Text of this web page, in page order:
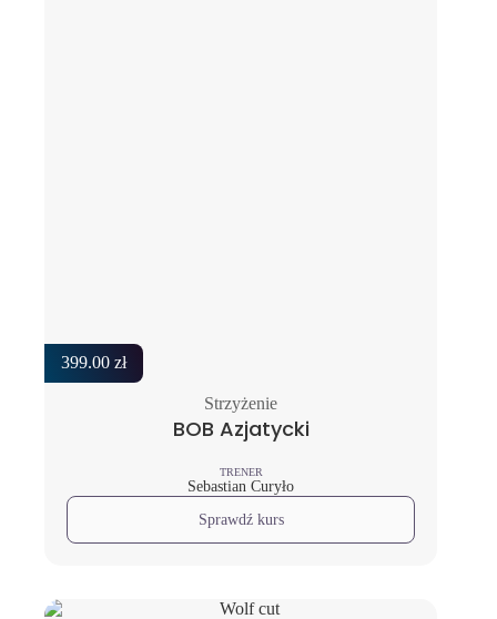
399.00 zł
Strzyżenie
BOB Azjatycki
TRENER
Sebastian Curyło
Sprawdź kurs